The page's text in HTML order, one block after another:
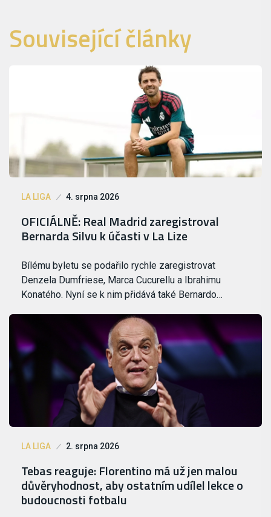
Související články
LA LIGA 4. srpna 2026
OFICIÁLNĚ: Real Madrid zaregistroval
Bernarda Silvu k účasti v La Lize
Bílému byletu se podařilo rychle zaregistrovat
Denzela Dumfriese, Marca Cucurellu a Ibrahimu
Konatého. Nyní se k nim přidává také Bernardo…
LA LIGA 2. srpna 2026
Tebas reaguje: Florentino má už jen malou
důvěryhodnost, aby ostatním udílel lekce o
budoucnosti fotbalu